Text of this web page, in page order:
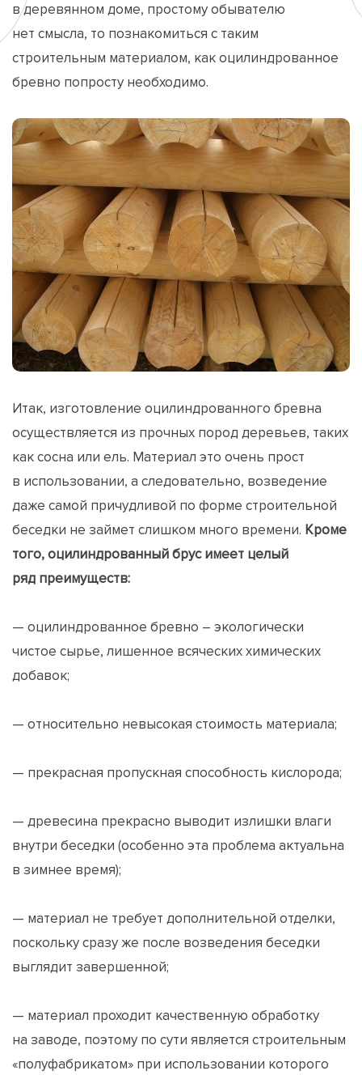
в деревянном доме, простому обывателю
нет смысла, то познакомиться с таким
строительным материалом, как оцилиндрованное
бревно попросту необходимо.
Итак, изготовление оцилиндрованного бревна
осуществляется из прочных пород деревьев, таких
как сосна или ель. Материал это очень прост
в использовании, а следовательно, возведение
даже самой причудливой по форме строительной
беседки не займет слишком много времени. Кроме
того, оцилиндрованный брус имеет целый
ряд преимуществ:
— оцилиндрованное бревно – экологически
чистое сырье, лишенное всяческих химических
добавок;
— относительно невысокая стоимость материала;
— прекрасная пропускная способность кислорода;
— древесина прекрасно выводит излишки влаги
внутри беседки (особенно эта проблема актуальна
в зимнее время);
— материал не требует дополнительной отделки,
поскольку сразу же после возведения беседки
выглядит завершенной;
— материал проходит качественную обработку
на заводе, поэтому по сути является строительным
«полуфабрикатом» при использовании которого